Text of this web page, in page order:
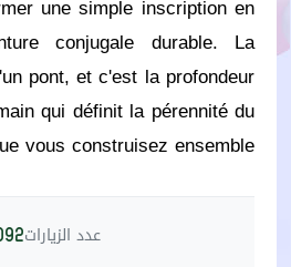
une simple inscription en
conjugale durable. La
pont, et c'est la profondeur
qui définit la pérennité du
vous construisez ensemble.
عدد الزيارات